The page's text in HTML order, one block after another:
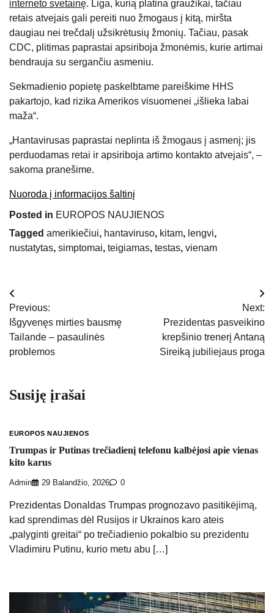
interneto svetainę. Liga, kurią platina graužikai, tačiau
retais atvejais gali pereiti nuo žmogaus į kitą, miršta
daugiau nei trečdalį užsikrėtusių žmonių. Tačiau, pasak
CDC, plitimas paprastai apsiriboja žmonėmis, kurie artimai
bendrauja su sergančiu asmeniu.
Sekmadienio popietę paskelbtame pareiškime HHS
pakartojo, kad rizika Amerikos visuomenei „išlieka labai
maža“.
„Hantavirusas paprastai neplinta iš žmogaus į asmenį; jis
perduodamas retai ir apsiriboja artimo kontakto atvejais“, –
sakoma pranešime.
Nuoroda į informacijos šaltinį
Posted in EUROPOS NAUJIENOS
Tagged amerikiečiui, hantaviruso, kitam, lengvi,
nustatytas, simptomai, teigiamas, testas, vienam
Navigacija
tarp
įrašų
Previous:
Išgyvenęs mirties bausmę
Tailande – pasaulinės
problemos
Next:
Prezidentas pasveikino
krepšinio trenerį Antaną
Sireiką jubiliejaus proga
Susiję įrašai
EUROPOS NAUJIENOS
Trumpas ir Putinas trečiadienį telefonu kalbėjosi apie vienas
kito karus
Admin 29 Balandžio, 2026 0
Prezidentas Donaldas Trumpas prognozavo pasitikėjimą,
kad sprendimas dėl Rusijos ir Ukrainos karo ateis
„palyginti greitai“ po trečiadienio pokalbio su prezidentu
Vladimiru Putinu, kurio metu abu […]